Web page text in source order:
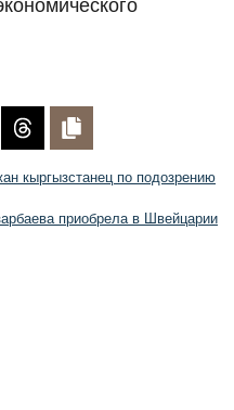
кыргызстанец по подозрению
приобрела в Швейцарии